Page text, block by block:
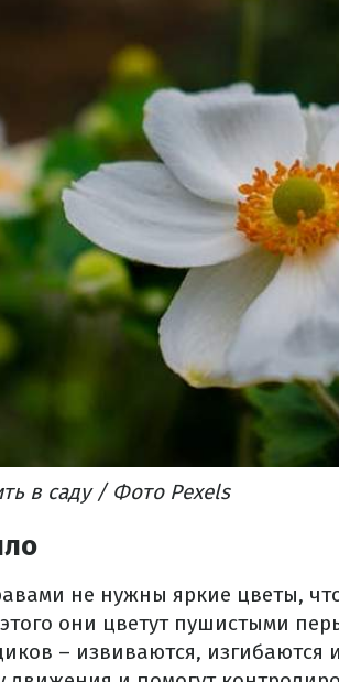
в саду / Фото Pexels
не нужны яркие цветы,
они цветут пушистыми
– извиваются, изгибаются